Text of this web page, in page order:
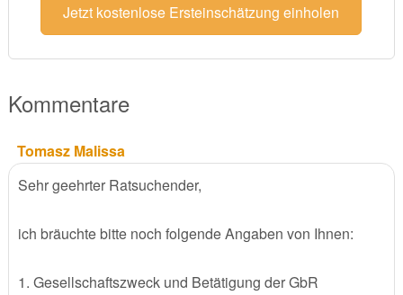
Jetzt kostenlose Ersteinschätzung einholen
Kommentare
Tomasz Malissa
Sehr geehrter Ratsuchender,
ich bräuchte bitte noch folgende Angaben von Ihnen:
1. Gesellschaftszweck und Betätigung der GbR